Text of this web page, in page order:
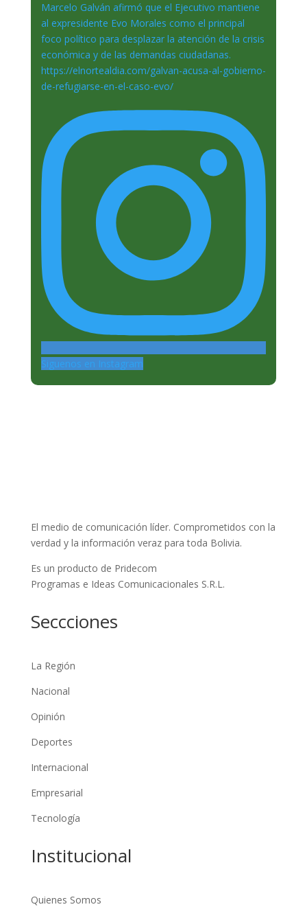
Siguenos en Instagram
El medio de comunicación líder. Comprometidos con la
verdad y la información veraz para toda Bolivia.
Es un producto de Pridecom
Programas e Ideas Comunicacionales S.R.L.
Seccciones
La Región
Nacional
Opinión
Deportes
Internacional
Empresarial
Tecnología
Institucional
Quienes Somos